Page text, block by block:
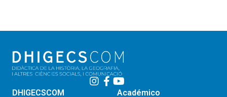
DHIGECSCOM Académico